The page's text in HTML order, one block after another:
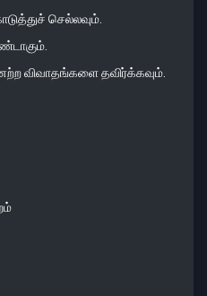
செல்லவும்.
விவாதங்களை தவிர்க்கவும்.